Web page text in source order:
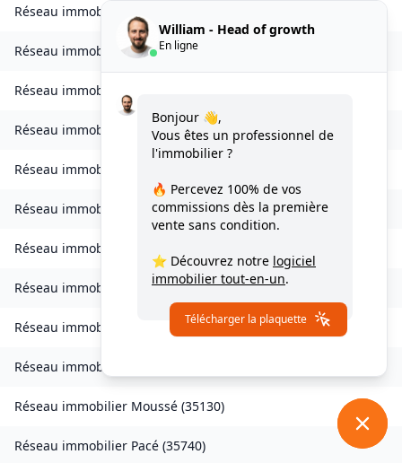
Réseau immobilier
Réseau immobilierLandavran(
Réseau immobilier
Réseau immobilier Lohéac( 35550)
Réseau immobilier
Réseau immobilier Loutehel(35330)
Réseau immobilier
Réseau immobilier Martigné-Ferchaud(35640
Réseau immobilier Maxent 35380)
Réseau immobilier
Réseau immobilier Moussé (35130)
Réseau immobilier Pacé (35740)
William - Head of growth
En ligne
Bonjour 👋,
Vous êtes un professionnel de
l'immobilier ?
🔥 Percevez 100% de vos
commissions dès la première
vente sans condition.
⭐ Découvrez notre logiciel
immobilier tout-en-un.
Télécharger la plaquette